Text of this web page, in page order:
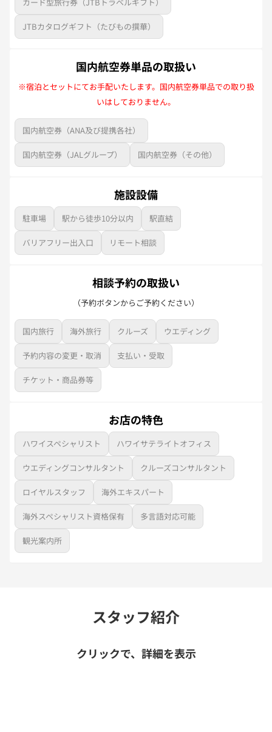
カード型旅行券（JTBトラベルギフト）
JTBカタログギフト（たびもの撰華）
国内航空券単品の取扱い
※宿泊とセットにてお手配いたします。国内航空券単品での取り扱
いはしておりません。
国内航空券（ANA及び提携各社）
国内航空券（JALグループ） 国内航空券（その他）
施設設備
駐車場 駅から徒歩10分以内 駅直結
バリアフリー出入口 リモート相談
相談予約の取扱い
（予約ボタンからご予約ください）
国内旅行 海外旅行 クルーズ ウエディング
予約内容の変更・取消 支払い・受取
チケット・商品券等
お店の特色
ハワイスペシャリスト ハワイサテライトオフィス
ウエディングコンサルタント クルーズコンサルタント
ロイヤルスタッフ 海外エキスパート
海外スペシャリスト資格保有 多言語対応可能
観光案内所
スタッフ紹介
クリックで、詳細を表示